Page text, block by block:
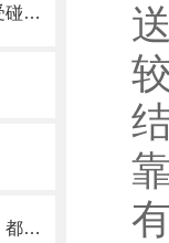
直线导轨防护罩能够保护导轨免受碰撞和磨损
耐高温方形软连接应该如何安装，都需要注意什么